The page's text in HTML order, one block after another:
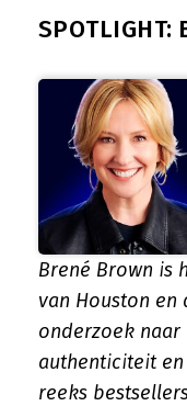
Brené Brown is
van Houston
onderzoek
authenticiteit en
reeks